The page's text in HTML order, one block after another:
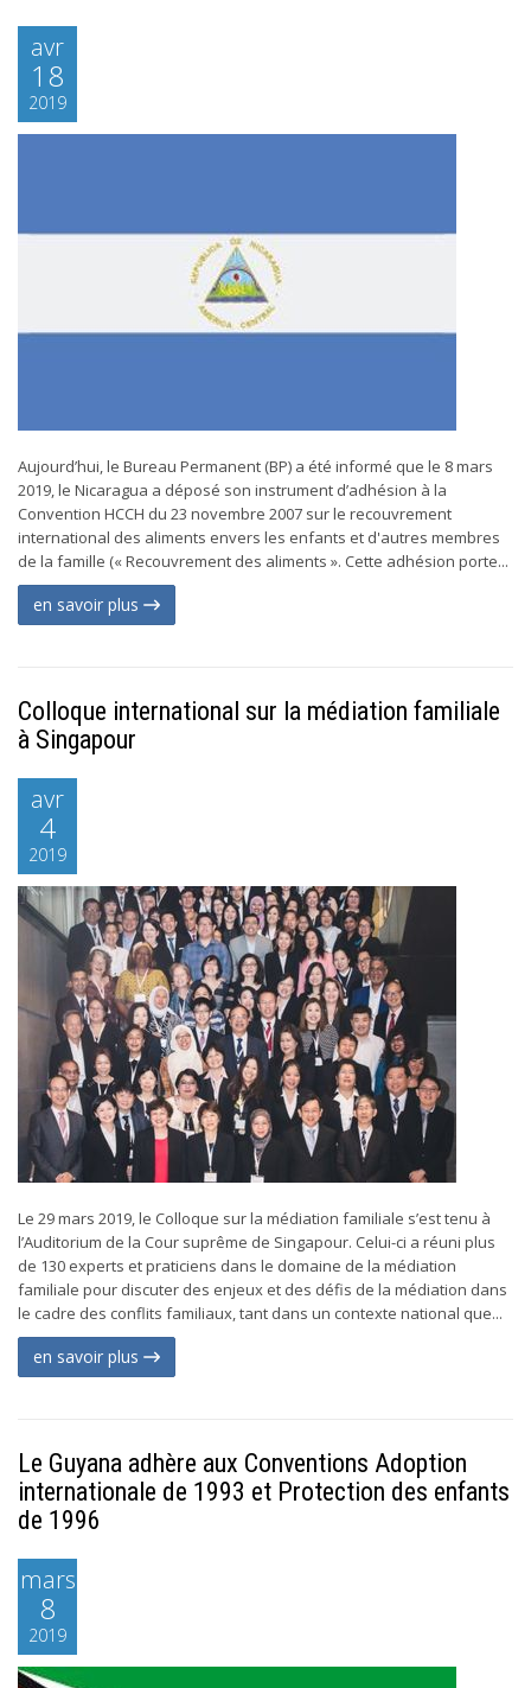
avr
18
2019
Aujourd’hui, le Bureau Permanent (BP) a été informé que le 8 mars
2019, le Nicaragua a déposé son instrument d’adhésion à la
Convention HCCH du 23 novembre 2007 sur le recouvrement
international des aliments envers les enfants et d'autres membres
de la famille (« Recouvrement des aliments ». Cette adhésion porte...
en savoir plus
Colloque international sur la médiation familiale
à Singapour
avr
4
2019
Le 29 mars 2019, le Colloque sur la médiation familiale s’est tenu à
l’Auditorium de la Cour suprême de Singapour. Celui-ci a réuni plus
de 130 experts et praticiens dans le domaine de la médiation
familiale pour discuter des enjeux et des défis de la médiation dans
le cadre des conflits familiaux, tant dans un contexte national que...
en savoir plus
Le Guyana adhère aux Conventions Adoption
internationale de 1993 et Protection des enfants
de 1996
mars
8
2019